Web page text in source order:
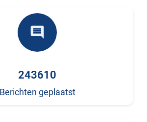
comment
243610
Berichten geplaatst